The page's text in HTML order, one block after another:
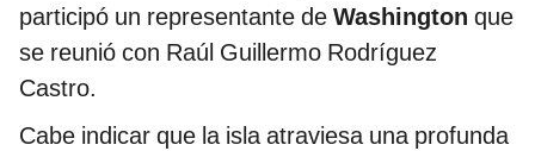
participó un representante de Washington que
se reunió con Raúl Guillermo Rodríguez
Castro.
Cabe indicar que la isla atraviesa una profunda